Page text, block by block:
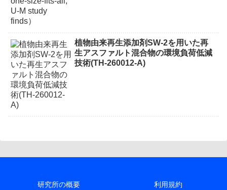
植物由来再生添加剤SW-2を用いた再
生アスファルト混合物の環境負荷低減
技術(TH-260012-A)
研究所の概要 利用規約